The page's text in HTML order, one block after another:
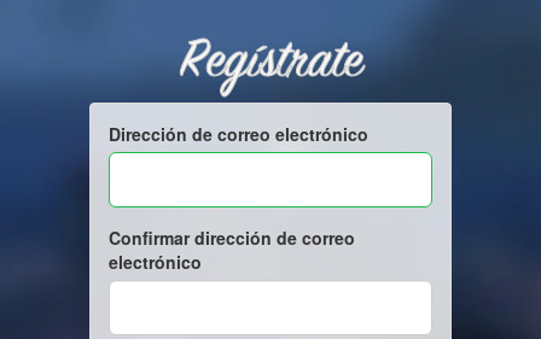
Regístrate
Dirección de correo electrónico
Confirmar dirección de correo
electrónico